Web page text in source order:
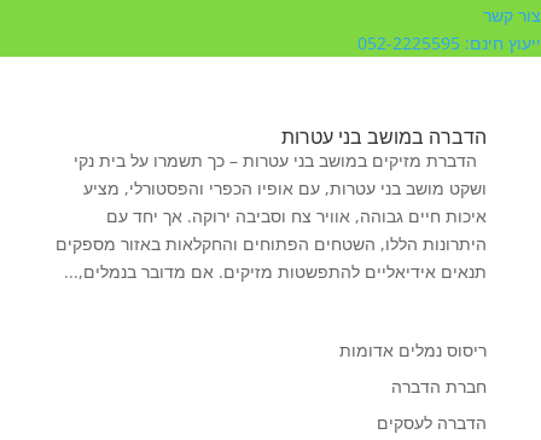
צור קשר
ייעוץ חינם: 052-2225595
הדברה במושב בני עטרות
הדברת מזיקים במושב בני עטרות – כך תשמרו על בית נקי
ושקט מושב בני עטרות, עם אופיו הכפרי והפסטורלי, מציע
איכות חיים גבוהה, אוויר צח וסביבה ירוקה. אך יחד עם
היתרונות הללו, השטחים הפתוחים והחקלאות באזור מספקים
תנאים אידיאליים להתפשטות מזיקים. אם מדובר בנמלים,...
ריסוס נמלים אדומות
חברת הדברה
הדברה לעסקים